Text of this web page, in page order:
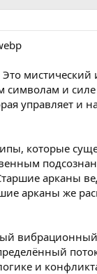
и
управляет
которые
арканы
арканы же
и